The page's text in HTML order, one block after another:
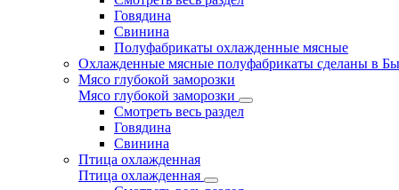
Говядина
Свинина
Полуфабрикаты охлажденные мясные
Охлажденные мясные полуфабрикаты сделаны в
Мясо глубокой заморозки
Мясо глубокой заморозки
Смотреть весь раздел
Говядина
Свинина
Птица охлажденная
Птица охлажденная